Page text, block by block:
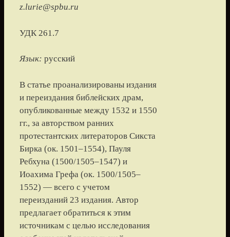
z.lurie@spbu.ru
УДК 261.7
Язык: русский
В статье проанализированы издания
и переиздания библейских драм,
опубликованные между 1532 и 1550
гг., за авторством ранних
протестантских литераторов Сикста
Бирка (ок. 1501–1554), Пауля
Ребхуна (1500/1505–1547) и
Иоахима Грефа (ок. 1500/1505–
1552) — всего с учетом
переизданий 23 издания. Автор
предлагает обратиться к этим
источникам с целью исследования